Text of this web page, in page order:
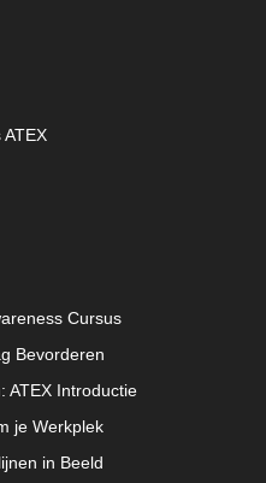
Cursus
Bevorderen
ATEX Introductie
je Werkplek
in Beeld